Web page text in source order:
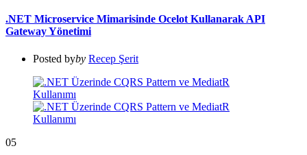
.NET Microservice Mimarisinde Ocelot Kullanarak API
Gateway Yönetimi
Posted byby Recep Şerit
05